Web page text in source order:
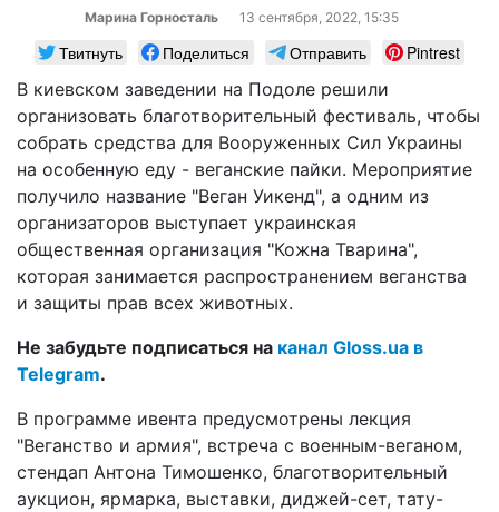
Марина Горносталь 13 сентября, 2022, 15:35
Твитнуть Поделиться Отправить
Pintrest
В киевском заведении на Подоле решили
организовать благотворительный фестиваль, чтобы
собрать средства для Вооруженных Сил Украины
на особенную еду - веганские пайки. Мероприятие
получило название "Веган Уикенд", а одним из
организаторов выступает украинская
общественная организация "Кожна Тварина",
которая занимается распространением веганства
и защиты прав всех животных.
Не забудьте подписаться на канал Gloss.ua в
Telegram.
В программе ивента предусмотрены лекция
"Веганство и армия", встреча с военным-веганом,
стендап Антона Тимошенко, благотворительный
аукцион, ярмарка, выставки, диджей-сет, тату-